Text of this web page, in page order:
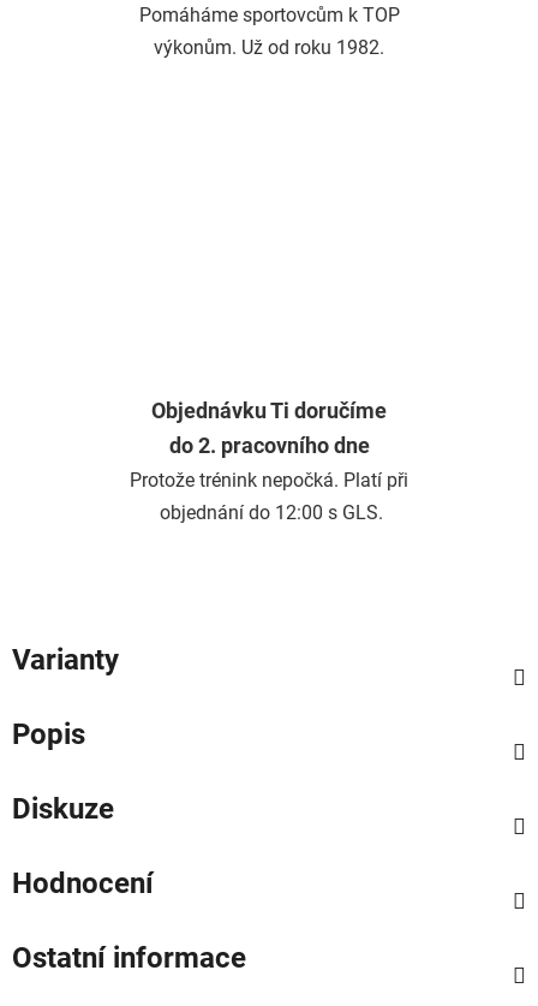
Pomáháme sportovcům k TOP
výkonům. Už od roku 1982.
Objednávku Ti doručíme
do 2. pracovního dne
Protože trénink nepočká. Platí při
objednání do 12:00 s GLS.
Varianty
Popis
Diskuze
Hodnocení
Ostatní informace